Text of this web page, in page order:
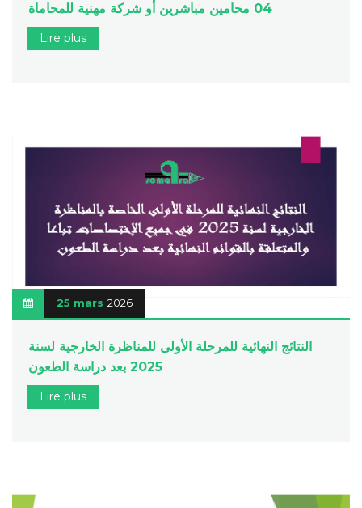
04 محامين مباشرين أو شركة مهنية للمحاماة
Lire plus
النتائج النهائية للمرحلة الأولى للمناظرة الخارجية لسنة
2025 بعد دراسة الطعون
25 mars 2026
Lire plus